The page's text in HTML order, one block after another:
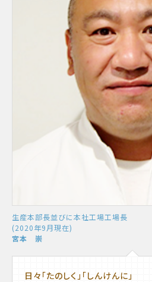
生産本部長並びに本社工場工場長
(2020年9月現在)
宮本 崇
日々「たのしく」「しんけんに」